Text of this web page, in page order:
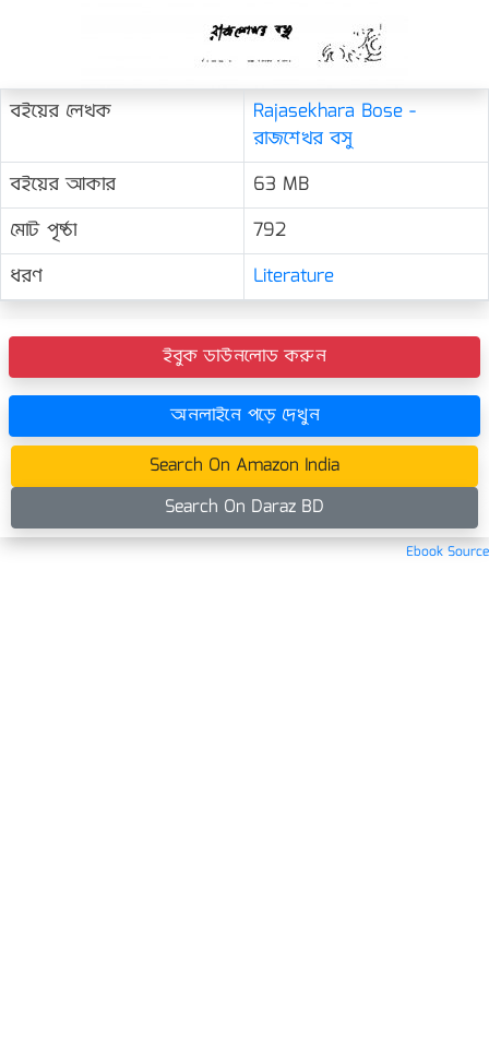
বইয়ের লেখক
Rajasekhara Bose -
রাজশেখর বসু
বইয়ের আকার
63 MB
মোট পৃষ্ঠা
792
ধরণ
Literature
ইবুক ডাউনলোড করুন
অনলাইনে পড়ে দেখুন
Search On Amazon India
Search On Daraz BD
Ebook Source